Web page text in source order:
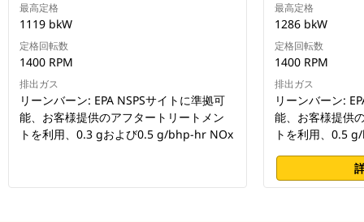
最高定格
1119 bkW
定格回転数
1400 RPM
排出ガス
リーンバーン: EPA NSPSサイトに準拠可
能、お客様提供のアフタートリートメン
トを利用、0.3 gおよび0.5 g/bhp-hr NOx
最高定格
1286 bkW
定格回転数
1400 RPM
排出ガス
リーンバーン:
能、お客様提供
トを利用、0.5